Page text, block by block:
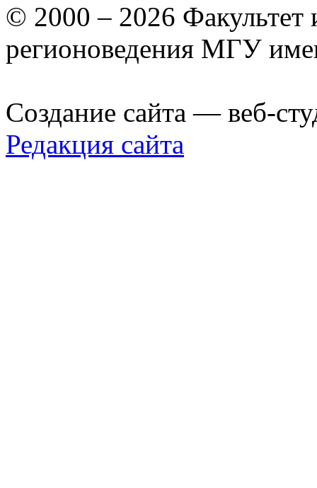
© 2000 – 2026 Факультет
регионоведения МГУ
Создание сайта — веб-
Редакция сайта